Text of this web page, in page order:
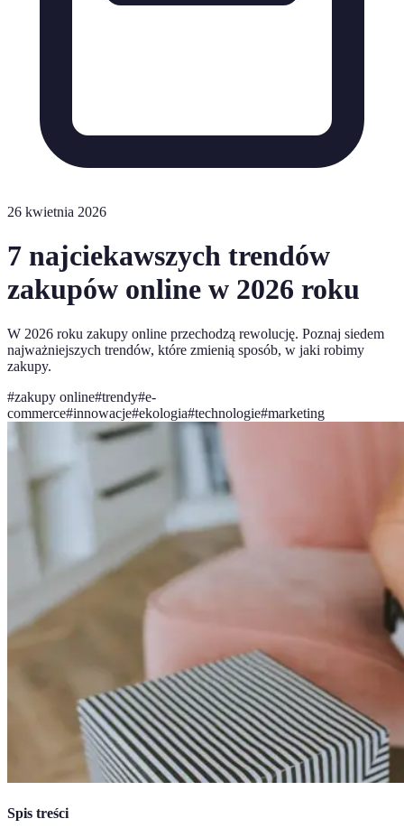
26 kwietnia 2026
7 najciekawszych trendów
zakupów online w 2026 roku
W 2026 roku zakupy online przechodzą rewolucję. Poznaj siedem
najważniejszych trendów, które zmienią sposób, w jaki robimy
zakupy.
#zakupy online#trendy#e-
commerce#innowacje#ekologia#technologie#marketing
Spis treści